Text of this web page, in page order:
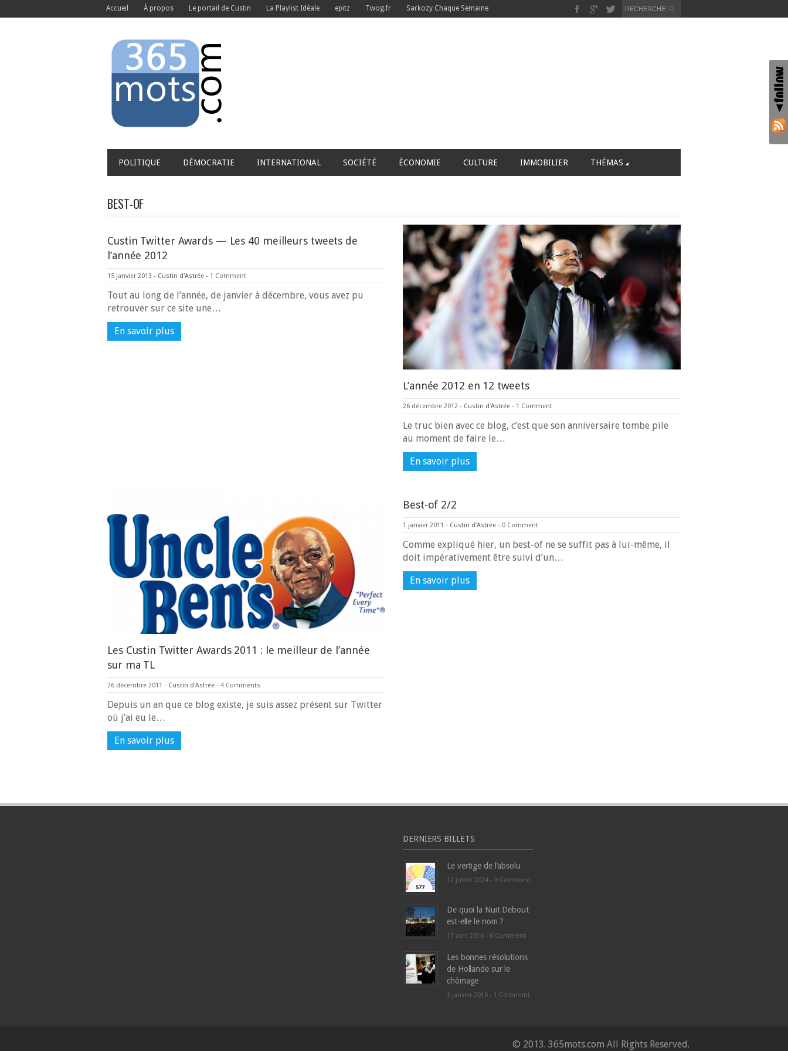
Accueil À propos Le portail de Custin La Playlist Idéale epitz Twog.fr Sarkozy Chaque Semaine
POLITIQUE DÉMOCRATIE INTERNATIONAL SOCIÉTÉ ÉCONOMIE CULTURE IMMOBILIER THÉMAS
BEST-OF
Custin Twitter Awards — Les 40 meilleurs tweets de
l’année 2012
15 janvier 2013 - Custin d'Astrée - 1 Comment
Tout au long de l’année, de janvier à décembre, vous avez pu
retrouver sur ce site une…
En savoir plus
L’année 2012 en 12 tweets
26 décembre 2012 - Custin d'Astrée - 1 Comment
Le truc bien avec ce blog, c’est que son anniversaire tombe pile
au moment de faire le…
En savoir plus
Les Custin Twitter Awards 2011 : le meilleur de l’année
sur ma TL
26 décembre 2011 - Custin d'Astrée - 4 Comments
Depuis un an que ce blog existe, je suis assez présent sur Twitter
où j’ai eu le…
En savoir plus
Best-of 2/2
1 janvier 2011 - Custin d'Astrée - 0 Comment
Comme expliqué hier, un best-of ne se suffit pas à lui-même, il
doit impérativement être suivi d’un…
En savoir plus
DERNIERS BILLETS
Le vertige de l’absolu
12 juillet 2024 - 0 Comment
De quoi la Nuit Debout
est-elle le nom ?
17 avril 2016 - 0 Comment
Les bonnes résolutions
de Hollande sur le
chômage
3 janvier 2016 - 1 Comment
© 2013. 365mots.com All Rights Reserved.